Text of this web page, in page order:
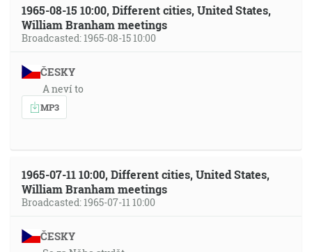
1965-08-15 10:00, Different cities, United States,
William Branham meetings
Broadcasted: 1965-08-15 10:00
ČESKY
A neví to
MP3
1965-07-11 10:00, Different cities, United States,
William Branham meetings
Broadcasted: 1965-07-11 10:00
ČESKY